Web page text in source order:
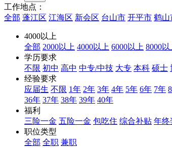
工作地点：
全部 蓬江区 江海区 新会区 台山市 开平市 鹤山
4000以上
全部 2000以上 4000以上 6000以上 8000以
学历要求
不限 初中 高中 中专/中技 大专 本科 硕士
经验要求
应届生 不限 1年 2年 3年 4年 5年 6年 7年
36年 37年 38年 39年 40年
福利
三险一金 五险一金 包吃住 综合补贴 年终
职位类型
全部 全职 兼职